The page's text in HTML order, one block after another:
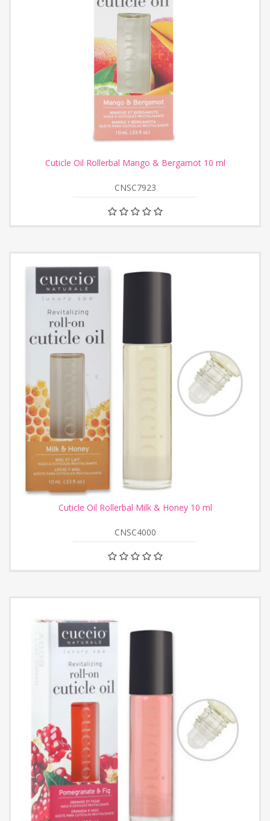
Cuticle Oil Rollerbal Mango & Bergamot 10 ml
CNSC7923
Cuticle Oil Rollerbal Milk & Honey 10 ml
CNSC4000